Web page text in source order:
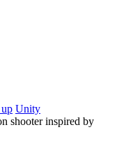
Unity
shooter inspired by